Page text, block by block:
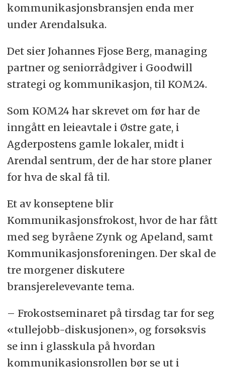
kommunikasjonsbransjen enda mer
under Arendalsuka.
Det sier Johannes Fjose Berg, managing
partner og seniorrådgiver i Goodwill
strategi og kommunikasjon, til KOM24.
Som KOM24 har skrevet om før har de
inngått en leieavtale i Østre gate, i
Agderpostens gamle lokaler, midt i
Arendal sentrum, der de har store planer
for hva de skal få til.
Et av konseptene blir
Kommunikasjonsfrokost, hvor de har fått
med seg byråene Zynk og Apeland, samt
Kommunikasjonsforeningen. Der skal de
tre morgener diskutere
bransjerelevevante tema.
– Frokostseminaret på tirsdag tar for seg
«tullejobb-diskusjonen», og forsøksvis
se inn i glasskula på hvordan
kommunikasjonsrollen bør se ut i